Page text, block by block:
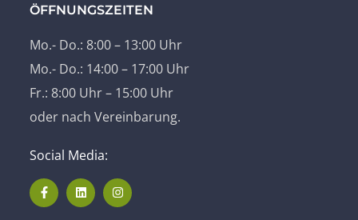
ÖFFNUNGSZEITEN
Mo.- Do.: 8:00 – 13:00 Uhr
Mo.- Do.: 14:00 – 17:00 Uhr
Fr.: 8:00 Uhr – 15:00 Uhr
oder nach Vereinbarung.
Social Media: